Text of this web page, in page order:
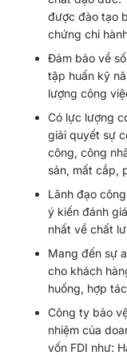
được đào tạo
chứng chỉ
Đảm bảo về
tập huấn kỹ
lượng công
Có lực lượng
giải quyết sự
công, công
sản, mất cắp,
Lãnh đạo
ý kiến đánh
nhất về chất
Mang đến sự
cho khách
huống, hợp
Công ty bảo
nhiệm của
vốn FDI như: